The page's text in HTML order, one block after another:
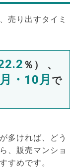
売り出すタイミ
％） 、
・10月 で
多ければ、どう
、販売マンショ
すめです。